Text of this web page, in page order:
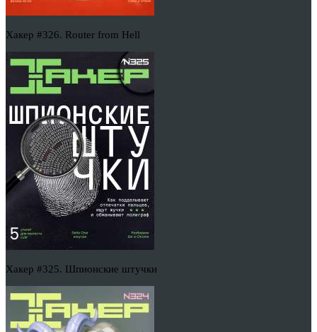
Хакер #326. Router from Hell
Хакер #325. Шпионские штучки